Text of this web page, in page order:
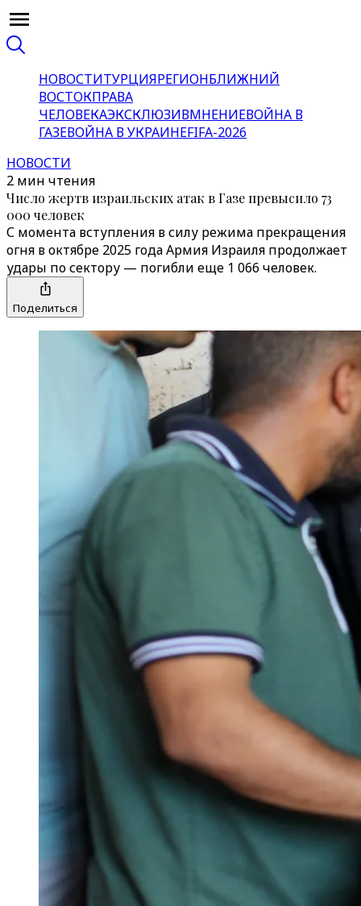
НОВОСТИТУРЦИЯРЕГИОНБЛИЖНИЙ
ВОСТОКПРАВА
ЧЕЛОВЕКАЭКСКЛЮЗИВМНЕНИЕВОЙНА В
ГАЗЕВОЙНА В УКРАИНЕFIFA-2026
НОВОСТИ
2 мин чтения
Число жертв израильских атак в Газе превысило 73
000 человек
С момента вступления в силу режима прекращения
огня в октябре 2025 года Армия Израиля продолжает
удары по сектору — погибли еще 1 066 человек.
Поделиться